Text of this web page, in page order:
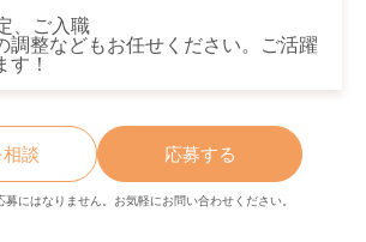
ご入職
調整などもお任せください。ご活躍
す！
相談 応募する
にはなりません。お気軽にお問い合わせください。